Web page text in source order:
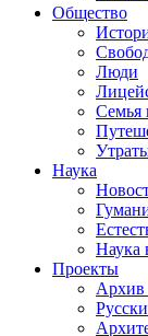
Общество
Люди
Семья
Наука
Наука
Проекты
Архив